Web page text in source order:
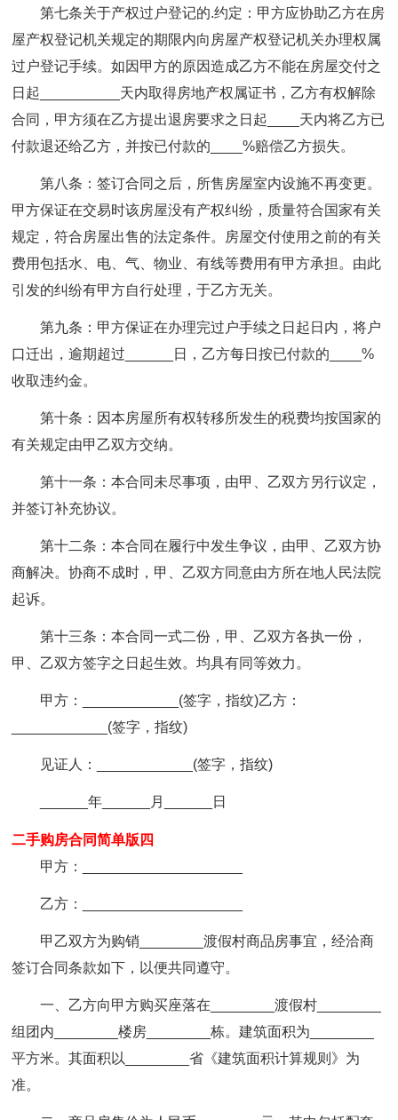
第七条关于产权过户登记的.约定：甲方应协助乙方在房
屋产权登记机关规定的期限内向房屋产权登记机关办理权属
过户登记手续。如因甲方的原因造成乙方不能在房屋交付之
日起__________天内取得房地产权属证书，乙方有权解除
合同，甲方须在乙方提出退房要求之日起____天内将乙方已
付款退还给乙方，并按已付款的____%赔偿乙方损失。
第八条：签订合同之后，所售房屋室内设施不再变更。
甲方保证在交易时该房屋没有产权纠纷，质量符合国家有关
规定，符合房屋出售的法定条件。房屋交付使用之前的有关
费用包括水、电、气、物业、有线等费用有甲方承担。由此
引发的纠纷有甲方自行处理，于乙方无关。
第九条：甲方保证在办理完过户手续之日起日内，将户
口迁出，逾期超过______日，乙方每日按已付款的____%
收取违约金。
第十条：因本房屋所有权转移所发生的税费均按国家的
有关规定由甲乙双方交纳。
第十一条：本合同未尽事项，由甲、乙双方另行议定，
并签订补充协议。
第十二条：本合同在履行中发生争议，由甲、乙双方协
商解决。协商不成时，甲、乙双方同意由方所在地人民法院
起诉。
第十三条：本合同一式二份，甲、乙双方各执一份，
甲、乙双方签字之日起生效。均具有同等效力。
甲方：____________(签字，指纹)乙方：
____________(签字，指纹)
见证人：____________(签字，指纹)
______年______月______日
二手购房合同简单版四
甲方：____________________
乙方：____________________
甲乙双方为购销________渡假村商品房事宜，经洽商
签订合同条款如下，以便共同遵守。
一、乙方向甲方购买座落在________渡假村________
组团内________楼房________栋。建筑面积为________
平方米。其面积以________省《建筑面积计算规则》为
准。